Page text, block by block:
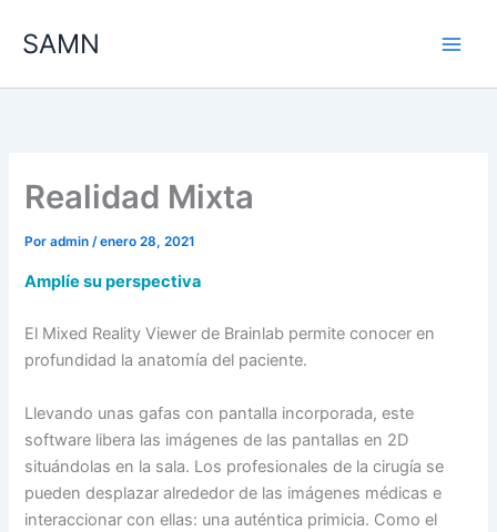
SAMN
Realidad Mixta
Poradmin/enero 28, 2021
Amplíe su perspectiva
El Mixed Reality Viewer de Brainlab permite conocer en
profundidad la anatomía del paciente.
Llevando unas gafas con pantalla incorporada, este
software libera las imágenes de las pantallas en 2D
situándolas en la sala. Los profesionales de la cirugía se
pueden desplazar alrededor de las imágenes médicas e
interaccionar con ellas: una auténtica primicia. Como el